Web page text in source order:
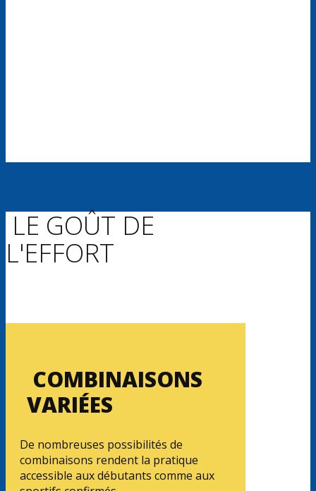
LE GOÛT DE
L'EFFORT
COMBINAISONS
VARIÉES
De nombreuses possibilités de
combinaisons rendent la pratique
accessible aux débutants comme aux